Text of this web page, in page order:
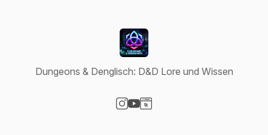
Dungeons & Denglisch: D&D Lore und Wissen